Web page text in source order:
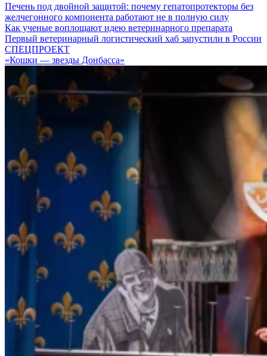
Печень под двойной защитой: почему гепатопротекторы без
желчегонного компонента работают не в полную силу
Как ученые воплощают идею ветеринарного препарата
Первый ветеринарный логистический хаб запустили в России
СПЕЦПРОЕКТ
«Кошки — звезды Донбасса»